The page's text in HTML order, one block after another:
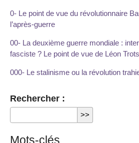
0- Le point de vue du révolutionnaire
l’après-guerre
00- La deuxième guerre mondiale :
fasciste ? Le point de vue de Léon
000- Le stalinisme ou la révolution
Rechercher :
Mots-clés